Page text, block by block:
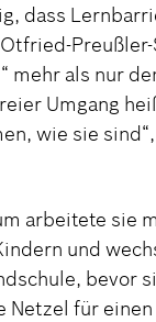
dass
mehr als nur
Umgang
wie sie
arbeitete sie
und
bevor
Netzel für